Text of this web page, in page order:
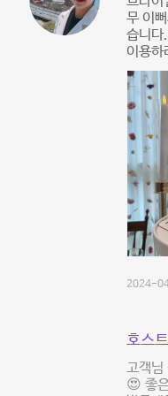
무 이
습니다
이용
2024-
호스
고객
😍 좋